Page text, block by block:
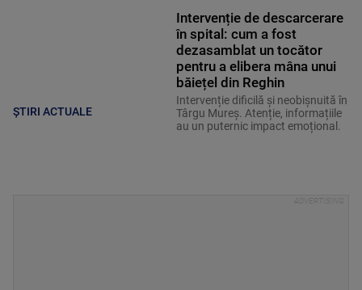
ȘTIRI ACTUALE
Intervenție de descarcerare
în spital: cum a fost
dezasamblat un tocător
pentru a elibera mâna unui
băiețel din Reghin
Intervenție dificilă și neobișnuită în
Târgu Mureș. Atenție, informațiile
au un puternic impact emoțional.